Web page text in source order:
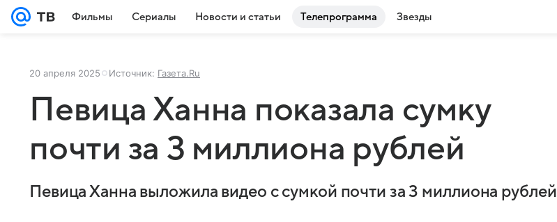
Фильмы Сериалы Новости и статьи Телепрограмма Звезды
20 апреля 2025 Источник: Газета.Ru
Певица Ханна показала сумку
почти за 3 миллиона рублей
Певица Ханна выложила видео с сумкой почти за 3 миллиона рублей